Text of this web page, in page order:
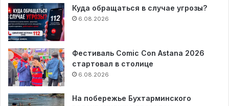
Куда обращаться в случае угрозы?
6.08.2026
Фестиваль Comic Con Astana 2026
стартовал в столице
6.08.2026
На побережье Бухтарминского